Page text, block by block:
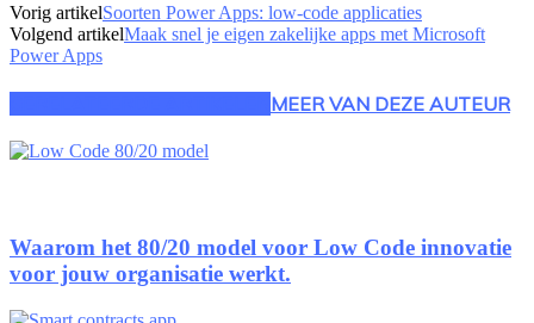
Vorig artikelSoorten Power Apps: low-code applicaties
Volgend artikelMaak snel je eigen zakelijke apps met Microsoft
Power Apps
MEER VAN DEZE AUTEUR
Waarom het 80/20 model voor Low Code innovatie
voor jouw organisatie werkt.